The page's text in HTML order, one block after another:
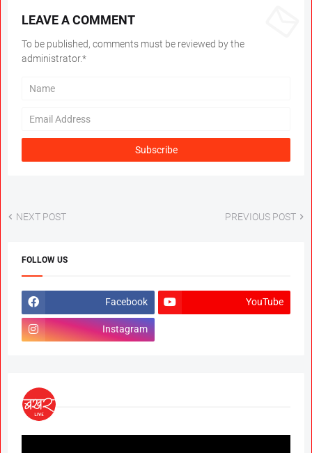
LEAVE A COMMENT
To be published, comments must be reviewed by the
administrator.*
NEXT POST PREVIOUS POST
FOLLOW US
Facebook YouTube
Instagram